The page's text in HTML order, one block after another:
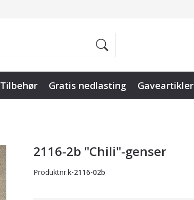
Tilbehør Gratis nedlasting Gaveartikler
2116-2b "Chili"-genser
Produktnr.k-2116-02b